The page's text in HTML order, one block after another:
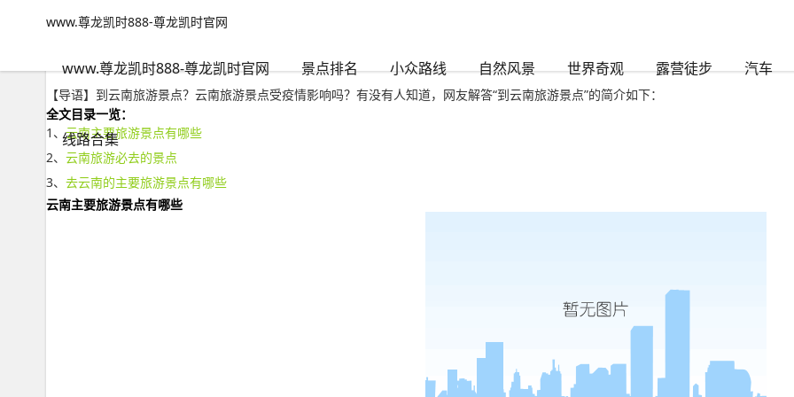
www.尊龙凯时888-尊龙凯时官网
www.尊龙凯时888-尊龙凯时官网 景点排名 小众路线 自然风景 世界奇观 露营徒步 汽车
线路合集
www.尊龙凯时888-尊龙凯时官网
到云南旅游景点？云南旅游景点受疫情影响吗-www.尊龙凯时888
【导语】到云南旅游景点？云南旅游景点受疫情影响吗？有没有人知道，网友解答“到云南旅游景点”的简介如下：
全文目录一览：
1、云南主要旅游景点有哪些
2、 云南旅游必去的景点
3、 去云南的主要旅游景点有哪些
云南主要旅游景点有哪些